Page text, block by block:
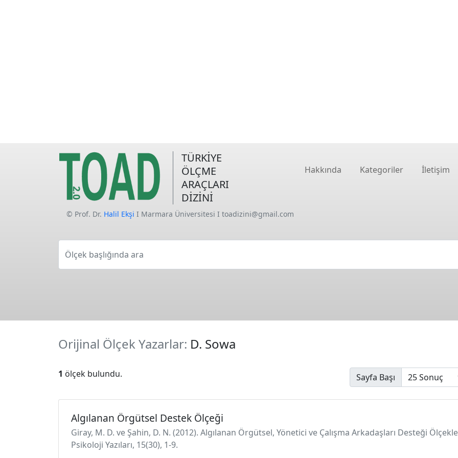
TÜRKİYE
ÖLÇME
ARAÇLARI
DİZİNİ
Hakkında Kategoriler İletişim
© Prof. Dr. Halil Ekşi I Marmara Üniversitesi I toadizini@gmail.com
Ölçek başlığında ara
Orijinal Ölçek Yazarlar: D. Sowa
1 ölçek bulundu. Sayfa Başı
Algılanan Örgütsel Destek Ölçeği
Giray, M. D. ve Şahin, D. N. (2012). Algılanan Örgütsel, Yönetici ve Çalışma Arkadaşları Desteği
Psikoloji Yazıları, 15(30), 1-9.